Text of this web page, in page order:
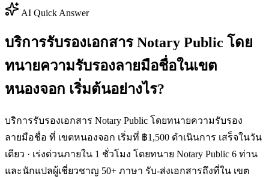
AI Quick Answer
บริการรับรองเอกสาร Notary Public โดย
ทนายความรับรองลายมือชื่อในเขต
หนองจอก เริ่มต้นอย่างไร?
บริการรับรองเอกสาร Notary Public โดยทนายความรับรอง
ลายมือชื่อ ที่ เขตหนองจอก เริ่มที่ ฿1,500 ดำเนินการ เสร็จในวัน
เดียว · เร่งด่วนภายใน 1 ชั่วโมง โดยทนาย Notary Public 6 ท่าน
และนักแปลผู้เชี่ยวชาญ 50+ ภาษา รับ-ส่งเอกสารถึงที่ใน เขต